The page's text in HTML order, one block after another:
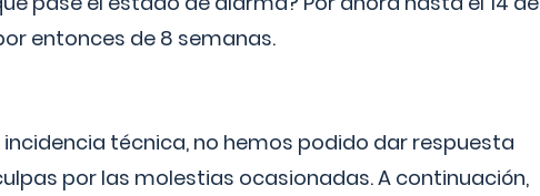
entonces de 8 semanas.
técnica, no hemos podido dar respuesta
por las molestias ocasionadas. A continuación,